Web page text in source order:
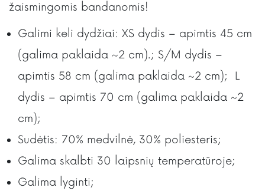
žaismingomis bandanomis!
Galimi keli dydžiai: XS dydis – apimtis 45 cm
(galima paklaida ~2 cm).; S/M dydis –
apimtis 58 cm (galima paklaida ~2 cm); L
dydis – apimtis 70 cm (galima paklaida ~2
cm);
Sudėtis: 70% medvilnė, 30% poliesteris;
Galima skalbti 30 laipsnių temperatūroje;
Galima lyginti;